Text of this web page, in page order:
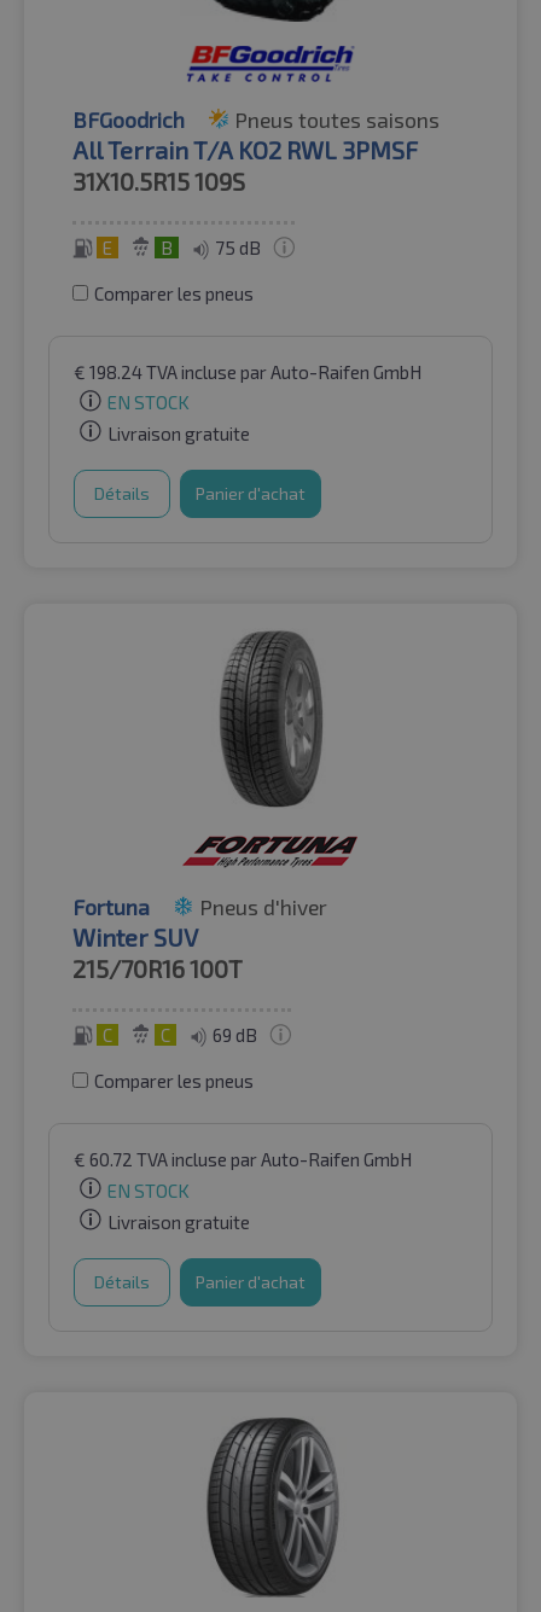
BFGoodrich Pneus toutes saisons
All Terrain T/A KO2 RWL 3PMSF
31X10.5R15109S
E B 75 dB
Comparer les pneus
€ 198.24TVA incluse par Auto-Raifen GmbH
EN STOCK
Livraison gratuite
Détails Panier d'achat
Fortuna Pneus d'hiver
Winter SUV
215/70R16100T
C C 69 dB
Comparer les pneus
€ 60.72 TVA incluse par Auto-Raifen GmbH
EN STOCK
Livraison gratuite
Détails Panier d'achat